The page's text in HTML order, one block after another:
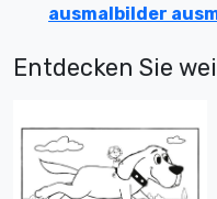
ausmalbilder
Entdecken Sie